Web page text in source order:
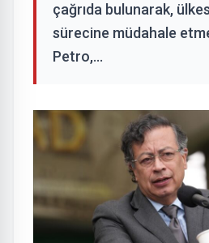
çağrıda bulunarak,
sürecine müdahale
Petro,...